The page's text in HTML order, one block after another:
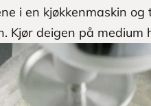
i en kjøkkenmaskin
Kjør deigen på medium